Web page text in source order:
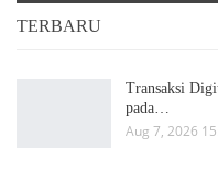
TERBARU
Transaksi
pada…
Aug 7, 2026